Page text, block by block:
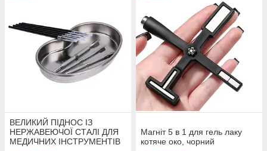
ВЕЛИКИЙ ПІДНОС ІЗ
НЕРЖАВЕЮЧОЇ СТАЛІ ДЛЯ
МЕДИЧНИХ ІНСТРУМЕНТІВ
Магніт 5 в 1 для гель лаку
котяче око, чорний